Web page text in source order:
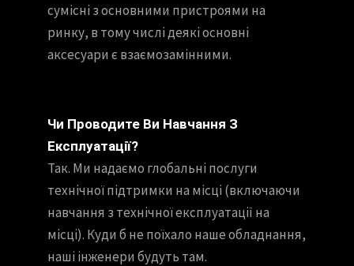
сумісні з основними пристроями на
ринку, в тому числі деякі основні
аксесуари є взаємозамінними.
Чи Проводите Ви Навчання З
Експлуатації?
Так. Ми надаємо глобальні послуги
технічної підтримки на місці (включаючи
навчання з технічної експлуатації на
місці). Куди б не поїхало наше обладнання,
наші інженери будуть там.